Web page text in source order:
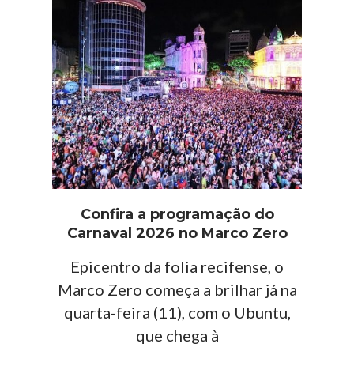
Confira a programação do
Carnaval 2026 no Marco Zero
Epicentro da folia recifense, o
Marco Zero começa a brilhar já na
quarta-feira (11), com o Ubuntu,
que chega à